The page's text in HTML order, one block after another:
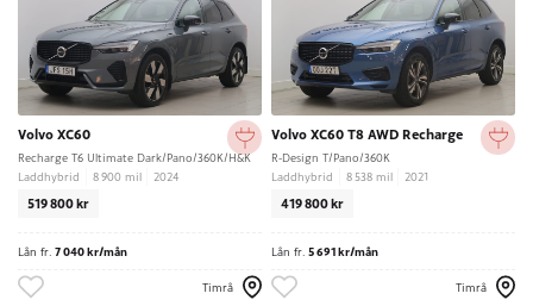
Volvo XC60
Recharge T6 Ultimate Dark/Pano/360K/H&K
Laddhybrid
8 900 mil 2024
519 800 kr
Lån fr. 7 040 kr/mån
Timrå
Volvo XC60 T8 AWD Recharge
R-Design T/Pano/360K
Laddhybrid
8 538 mil 2021
419 800 kr
Lån fr. 5 691 kr/mån
Timrå